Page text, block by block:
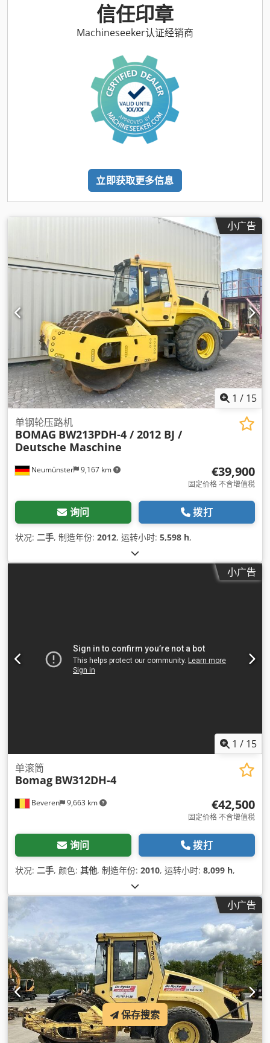
信任印章
Machineseeker认证经销商
立即获取更多信息
小广告
1 / 15
Neumünster 9,167 km
单钢轮压路机
BOMAG BW213PDH-4 / 2012 BJ /
Deutsche Maschine
€39,900
固定价格 不含增值税
询问 拨打
状况: 二手, 制造年份: 2012, 运转小时: 5,598 h,
小广告
1 / 15
Beveren 9,663 km
单滚筒
Bomag BW312DH-4
€42,500
固定价格 不含增值税
询问 拨打
状况: 二手, 颜色: 其他, 制造年份: 2010, 运转小时: 8,099 h,
小广告
保存搜索